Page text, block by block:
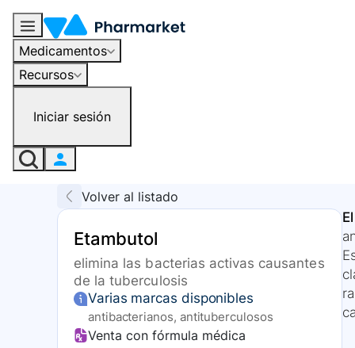
Medicamentos
Recursos
Iniciar sesión
Volver al listado
Etambutol
elimina las bacterias activas causantes
de la tuberculosis
Varias marcas disponibles
antibacterianos, antituberculosos
Venta con fórmula médica